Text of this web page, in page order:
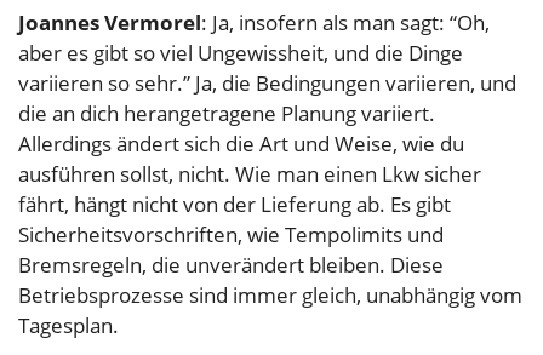
Joannes Vermorel: Ja, insofern als man sagt: “Oh,
aber es gibt so viel Ungewissheit, und die Dinge
variieren so sehr.” Ja, die Bedingungen variieren, und
die an dich herangetragene Planung variiert.
Allerdings ändert sich die Art und Weise, wie du
ausführen sollst, nicht. Wie man einen Lkw sicher
fährt, hängt nicht von der Lieferung ab. Es gibt
Sicherheitsvorschriften, wie Tempolimits und
Bremsregeln, die unverändert bleiben. Diese
Betriebsprozesse sind immer gleich, unabhängig vom
Tagesplan.